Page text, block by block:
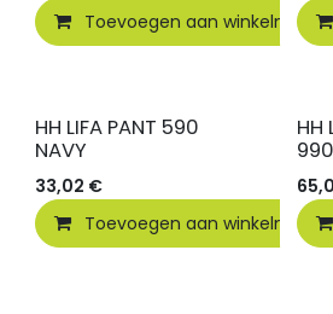
Toevoegen aan winkelmandje
HH LIFA PANT 590
NAVY
33,02 €
Toevoegen aan winkelmandje
HH